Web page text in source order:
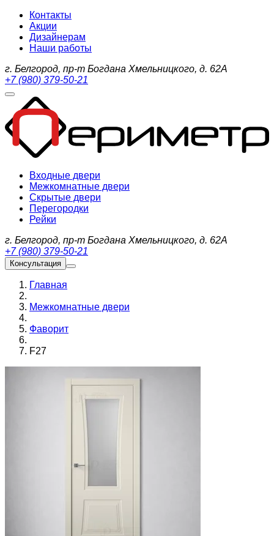
Контакты
Акции
Дизайнерам
Наши работы
г. Белгород, пр-т Богдана Хмельницкого, д. 62А
+7 (980) 379-50-21
Входные двери
Межкомнатные двери
Скрытые двери
Перегородки
Рейки
г. Белгород, пр-т Богдана Хмельницкого, д. 62А
+7 (980) 379-50-21
Консультация
Главная
Межкомнатные двери
Фаворит
F27